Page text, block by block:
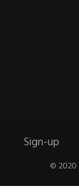
Sign-up
© 2020